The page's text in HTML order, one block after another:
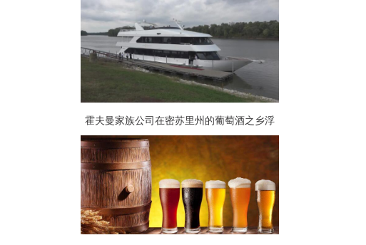
霍夫曼家族公司在密苏里州的葡萄酒之乡浮
出水面